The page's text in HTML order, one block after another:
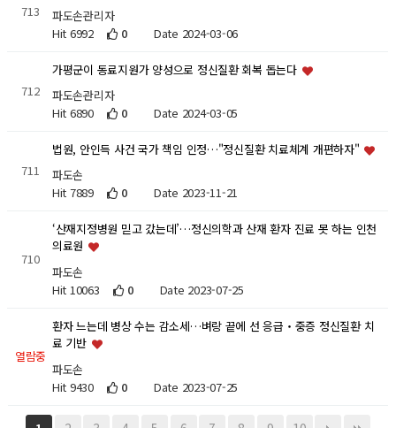
713
파도손관리자
Hit 6992
0 Date 2024-03-06
712
가평군이 동료지원가 양성으로 정신질환 회복 돕는다
파도손관리자
Hit 6890
0 Date 2024-03-05
711
법원, 안인득 사건 국가 책임 인정…"정신질환 치료체계 개편하자"
파도손
Hit 7889
0 Date 2023-11-21
710
‘산재지정병원 믿고 갔는데’…정신의학과 산재 환자 진료 못 하는 인천
의료원
파도손
Hit 10063
0 Date 2023-07-25
열람중
환자 느는데 병상 수는 감소세…벼랑 끝에 선 응급‧중증 정신질환 치
료 기반
파도손
Hit 9430
0 Date 2023-07-25